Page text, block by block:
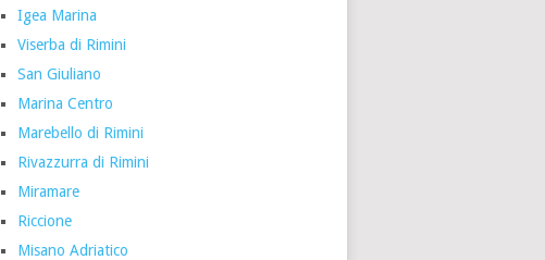
Igea Marina
Viserba di Rimini
San Giuliano
Marina Centro
Marebello di Rimini
Rivazzurra di Rimini
Miramare
Riccione
Misano Adriatico